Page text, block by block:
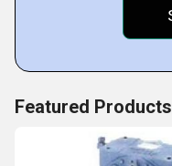
Featured Products